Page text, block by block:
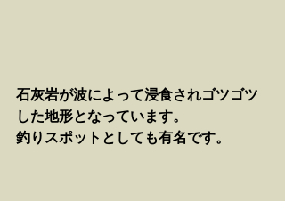
石灰岩が波によって浸食されゴツゴツ
した地形となっています。
釣りスポットとしても有名です。